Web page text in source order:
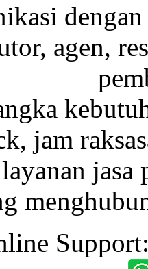
dengan
agen,
jam